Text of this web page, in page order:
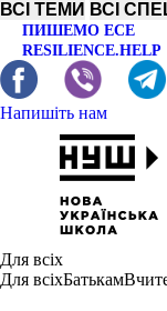
ВСІ ТЕМИ ВСІ
ПИШЕМО ЕСЕ
RESILIENCE.HELP
Напишіть нам
Для всіх
Для всіхБатькам